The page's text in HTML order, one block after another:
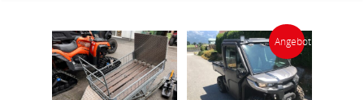
Angebot!